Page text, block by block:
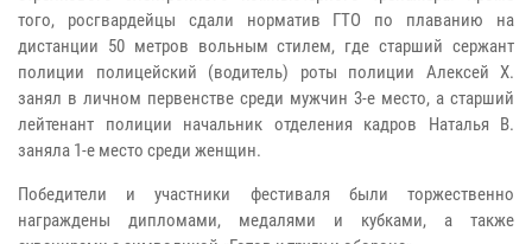
того, росгвардейцы сдали норматив ГТО по плаванию на
дистанции 50 метров вольным стилем, где старший сержант
полиции полицейский (водитель) роты полиции Алексей Х.
занял в личном первенстве среди мужчин 3-е место, а старший
лейтенант полиции начальник отделения кадров Наталья В.
заняла 1-е место среди женщин.
Победители и участники фестиваля были торжественно
награждены дипломами, медалями и кубками, а также